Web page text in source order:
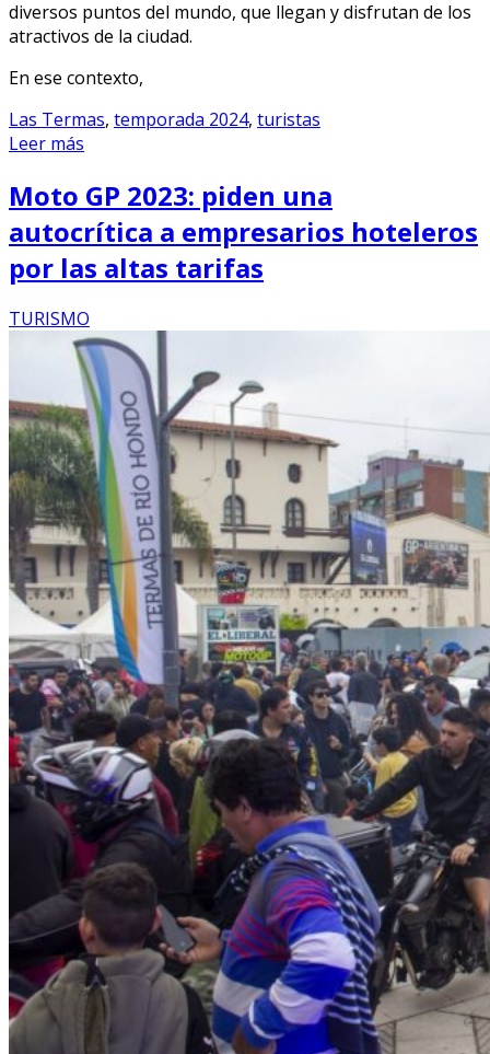
diversos puntos del mundo, que llegan y disfrutan de los
atractivos de la ciudad.
En ese contexto,
Las Termas, temporada 2024, turistas
Leer más
Moto GP 2023: piden una
autocrítica a empresarios hoteleros
por las altas tarifas
TURISMO